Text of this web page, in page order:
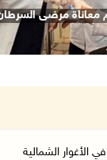
بناية سكنية في
الغصون ويقتحم بلدا
معاناة مرضى
الشمالية